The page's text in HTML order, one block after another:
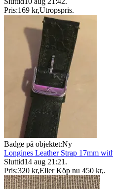
Pris:169 kr,Utropspris.
Badge på objektet:Ny
Longines Leather Strap 17mm
Sluttid14 aug 21:21 .
Pris:320 kr,Eller Köp nu 450 kr,.